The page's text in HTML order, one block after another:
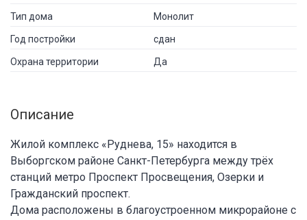
Тип дома Монолит
Год постройки сдан
Охрана территории Да
Описание
Жилой комплекс «Руднева, 15» находится в
Выборгском районе Санкт-Петербурга между трёх
станций метро Проспект Просвещения, Озерки и
Гражданский проспект.
Дома расположены в благоустроенном микрорайоне с